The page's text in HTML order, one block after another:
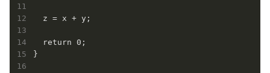
  z = x + y;
  return 0;
}